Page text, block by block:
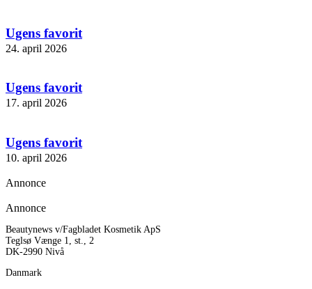
Ugens favorit
24. april 2026
Ugens favorit
17. april 2026
Ugens favorit
10. april 2026
Annonce
Annonce
Beautynews v/Fagbladet Kosmetik ApS
Teglsø Vænge 1, st., 2
DK-2990 Nivå
Danmark